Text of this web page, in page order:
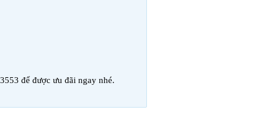
để được ưu đãi ngay nhé.